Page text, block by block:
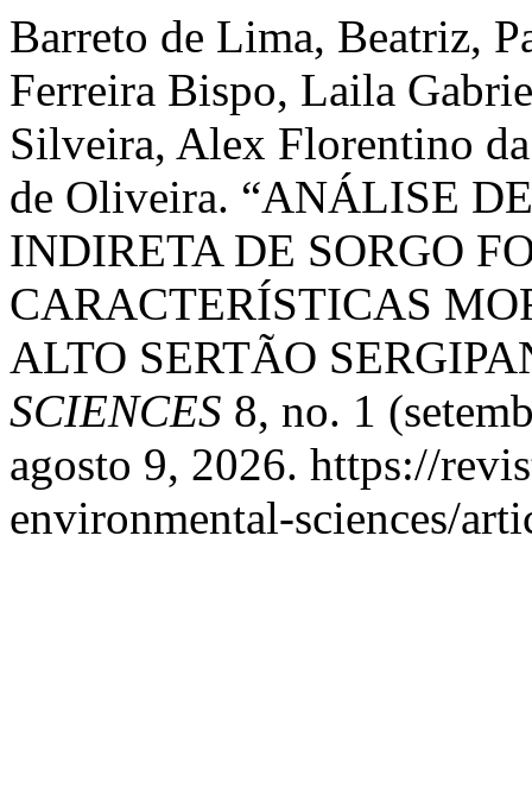
Barreto de Lima, Beatriz,
Ferreira Bispo, Laila
Silveira, Alex Florentino
de Oliveira. “ANÁLISE
INDIRETA DE SORGO
CARACTERÍSTICAS
ALTO SERTÃO
SCIENCES 8, no. 1
agosto 9, 2026. https://
environmental-sciences/